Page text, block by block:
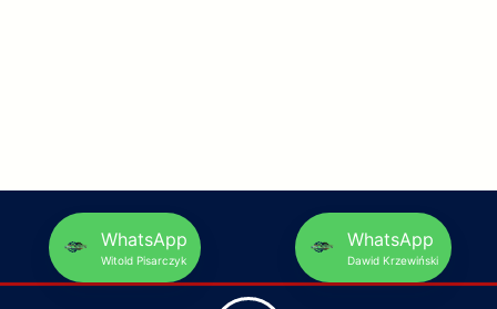
WhatsApp
Witold Pisarczyk
WhatsApp
Dawid Krzewiński